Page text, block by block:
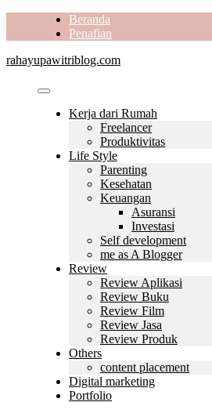
Beranda
Penafian
rahayupawitriblog.com
Kerja dari Rumah
Freelancer
Produktivitas
Life Style
Parenting
Kesehatan
Keuangan
Asuransi
Investasi
Self development
me as A Blogger
Review
Review Aplikasi
Review Buku
Review Film
Review Jasa
Review Produk
Others
content placement
Digital marketing
Portfolio